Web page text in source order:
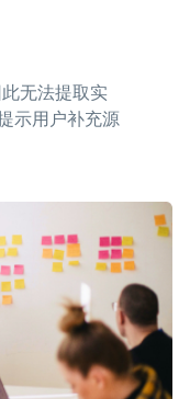
无法提取实
示用户补充源